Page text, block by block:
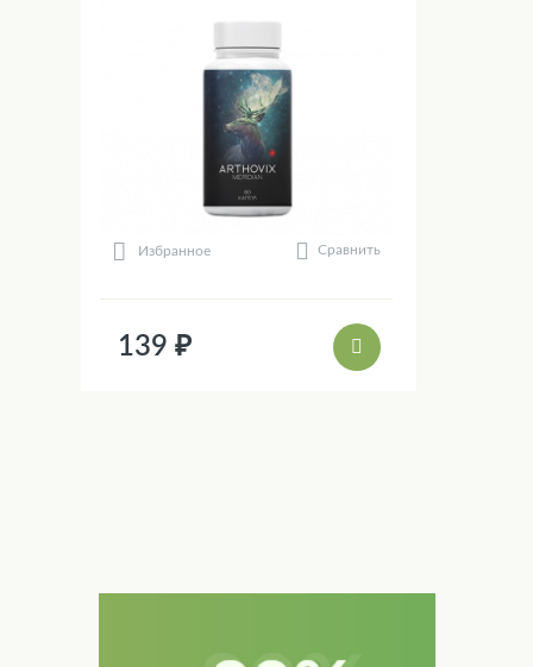
Избранное Сравнить
139 ₽